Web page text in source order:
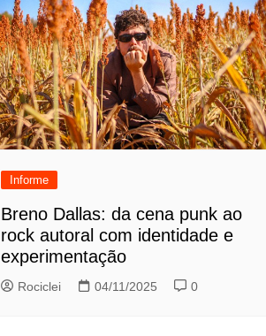
Informe
Breno Dallas: da cena punk ao
rock autoral com identidade e
experimentação
Rociclei 04/11/2025 0